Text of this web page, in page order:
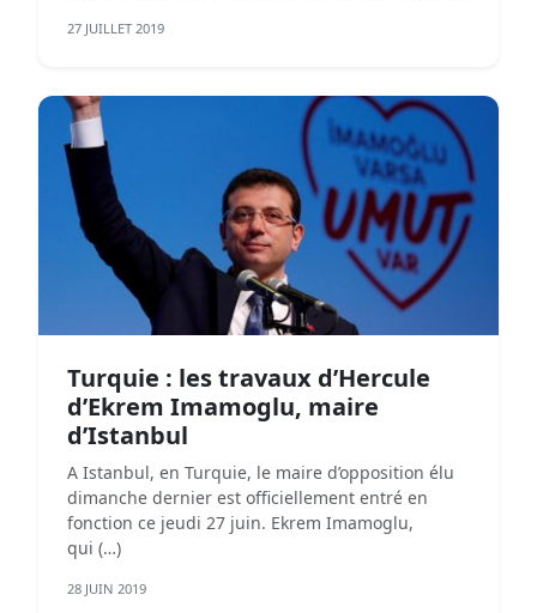
27 JUILLET 2019
Turquie : les travaux d’Hercule
d’Ekrem Imamoglu, maire
d’Istanbul
A Istanbul, en Turquie, le maire d’opposition élu
dimanche dernier est officiellement entré en
fonction ce jeudi 27 juin. Ekrem Imamoglu,
qui (…)
28 JUIN 2019